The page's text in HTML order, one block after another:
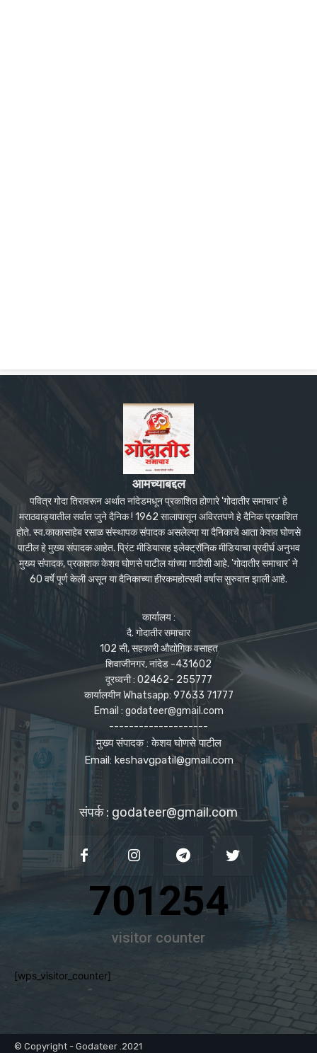
आमच्याबद्दल
पवित्र गोदा तिरावरून अर्थात नांदेडमधून प्रकाशित होणारे 'गोदातीर समाचार' हे
मराठवाड्यातील सर्वात जुने दैनिक ! 1962 सालापासून अविरतपणे हे दैनिक प्रकाशित
होते. स्व.काकासाहेब रसाळ संस्थापक संपादक असलेल्या या दैनिकाचे आता केशव घोणसे
पाटील हे मुख्य संपादक आहेत. प्रिंट मीडियासह इलेक्ट्रॉनिक मीडियाचा प्रदीर्घ अनुभव
मुख्य संपादक, प्रकाशक केशव घोणसे पाटील यांच्या गाठीशी आहे. 'गोदातीर समाचार' ने
60 वर्षे पूर्ण केली असून या दैनिकाच्या हीरकमहोत्सवी वर्षास सुरुवात झाली आहे.
कार्यालय :
दै. गोदातीर समाचार
102 सी, सहकारी औद्योगिक वसाहत
शिवाजीनगर, नांदेड -431602
दूरध्वनी : 02462- 255777
कार्यालयीन Whatsapp: 97633 71777
Email : godateer@gmail.com
--------------------
मुख्य संपादक : केशव घोणसे पाटील
Email: keshavgpatil@gmail.com
संपर्क : godateer@gmail.com
701254
visitor counter
[wps_visitor_counter]
© Copyright - Godateer .2021